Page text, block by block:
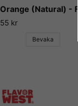
55 kr
Bevaka